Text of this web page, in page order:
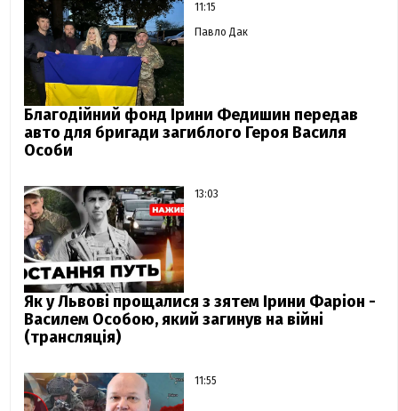
11:15
Павло Дак
Благодійний фонд Ірини Федишин передав
авто для бригади загиблого Героя Василя
Особи
13:03
Як у Львові прощалися з зятем Ірини Фаріон -
Василем Особою, який загинув на війні
(трансляція)
11:55